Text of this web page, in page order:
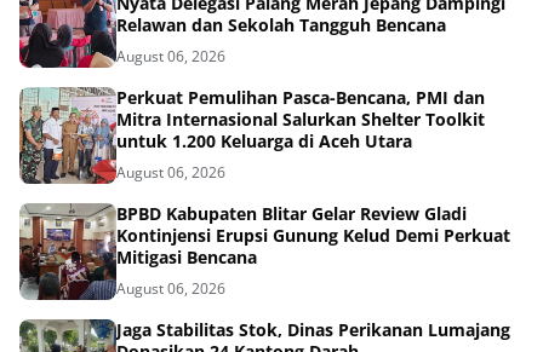
Relawan dan Sekolah Tangguh Bencana
August 06, 2026
Perkuat Pemulihan Pasca-Bencana, PMI dan
Mitra Internasional Salurkan Shelter Toolkit
untuk 1.200 Keluarga di Aceh Utara
August 06, 2026
BPBD Kabupaten Blitar Gelar Review Gladi
Kontinjensi Erupsi Gunung Kelud Demi Perkuat
Mitigasi Bencana
August 06, 2026
Jaga Stabilitas Stok, Dinas Perikanan Lumajang